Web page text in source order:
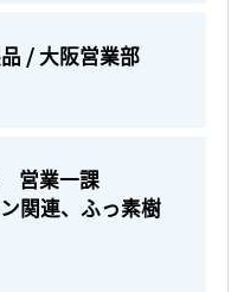
/ 大阪営業部
営業一課
関連、ふっ素樹